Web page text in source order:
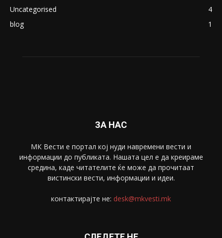
Uncategorised
4
blog
1
ЗА НАС
МК Вести е портал коj нуди навремени вести и
информации до публиката. Нашата цел е да креираме
средина, каде читателите ќе може да прочитаат
вистински вести, информации и идеи.
контактирајте не: desk@mkvesti.mk